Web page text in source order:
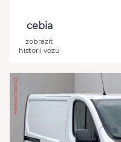
cebia
zobrazit
historii vozu